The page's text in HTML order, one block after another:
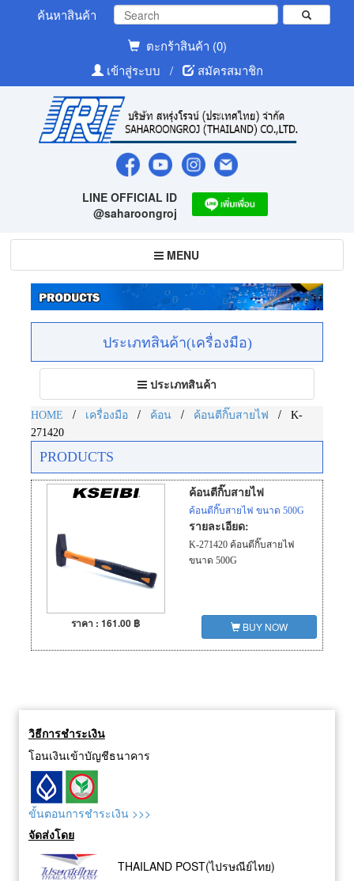
ค้นหาสินค้า
ตะกร้าสินค้า (0)
เข้าสู่ระบบ
/ สมัครสมาชิก
LINE OFFICIAL ID
@saharoongroj
Toggle
navigation
MENU
ประเภทสินค้า(เครื่องมือ)
Toggle
navigation
ประเภทสินค้า
HOME / เครื่องมือ / ค้อน / ค้อนตีกิ๊บสายไฟ /
K-
271420
PRODUCTS
ค้อนตีกิ๊บสายไฟ
ค้อนตีกิ๊บสายไฟ ขนาด 500G
รายละเอียด:
K-271420 ค้อนตีกิ๊บสายไฟ
ขนาด 500G
ราคา : 161.00 ฿ BUY NOW
วิธีการชำระเงิน
โอนเงินเข้าบัญชีธนาคาร
ขั้นตอนการชำระเงิน >>>
จัดส่งโดย
THAILAND POST(ไปรษณีย์ไทย)